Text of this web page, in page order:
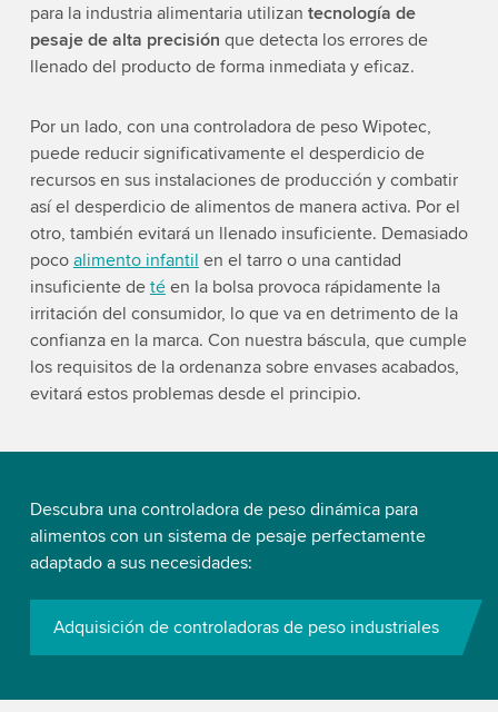
para la industria alimentaria utilizan tecnología de
pesaje de alta precisión que detecta los errores de
llenado del producto de forma inmediata y eficaz.
Por un lado, con una controladora de peso Wipotec,
puede reducir significativamente el desperdicio de
recursos en sus instalaciones de producción y combatir
así el desperdicio de alimentos de manera activa. Por el
otro, también evitará un llenado insuficiente. Demasiado
poco alimento infantil en el tarro o una cantidad
insuficiente de téen la bolsa provoca rápidamente la
irritación del consumidor, lo que va en detrimento de la
confianza en la marca. Con nuestra báscula, que cumple
los requisitos de la ordenanza sobre envases acabados,
evitará estos problemas desde el principio.
Descubra una controladora de peso dinámica para
alimentos con un sistema de pesaje perfectamente
adaptado a sus necesidades:
Adquisición de controladoras de peso industriales